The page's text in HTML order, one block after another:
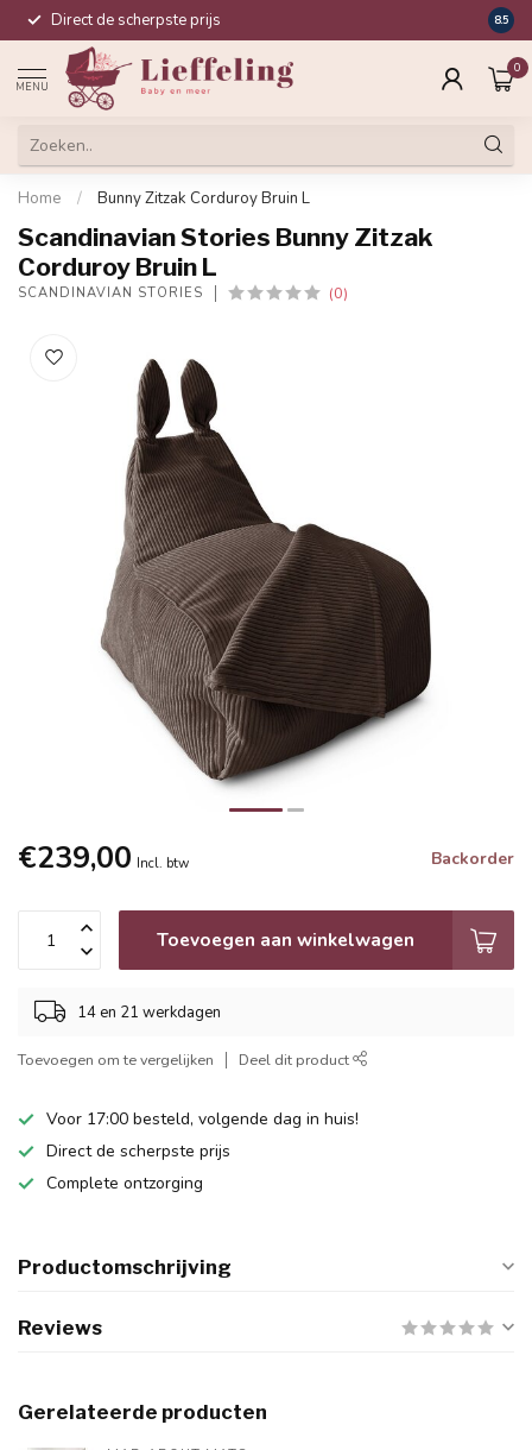
Direct de scherpste prijs 8.5
MENU
0
Home / Bunny Zitzak Corduroy Bruin L
Scandinavian Stories Bunny Zitzak
Corduroy Bruin L
SCANDINAVIAN STORIES (0)
€239,00 Incl. btw Backorder
Toevoegen aan winkelwagen
14 en 21 werkdagen
Toevoegen om te vergelijken Deel dit product
Voor 17:00 besteld, volgende dag in huis!
Direct de scherpste prijs
Complete ontzorging
Productomschrijving
Reviews
Gerelateerde producten